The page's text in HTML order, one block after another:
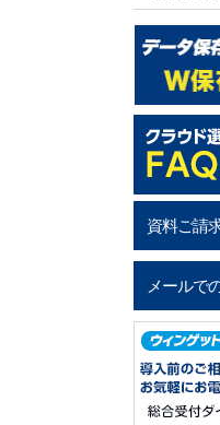
資料ご請
メールで